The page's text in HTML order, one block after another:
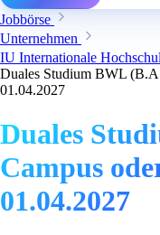
Jobbörse
Unternehmen
IU Internationale
Duales Studium BWL
01.04.2027
Duales
Campus
01.04.2027